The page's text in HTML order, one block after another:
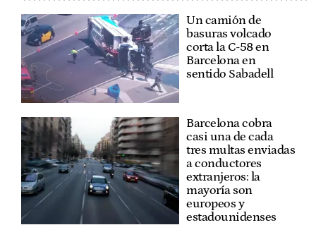
Un camión de
basuras volcado
corta la C-58 en
Barcelona en
sentido Sabadell
Barcelona cobra
casi una de cada
tres multas enviadas
a conductores
extranjeros: la
mayoría son
europeos y
estadounidenses